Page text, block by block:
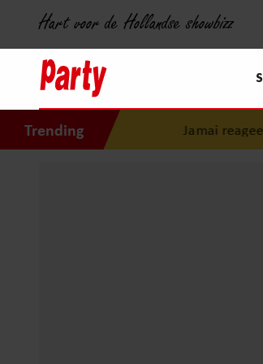
Hart voor de Hollandse showbizz
Trending Jamai reageert